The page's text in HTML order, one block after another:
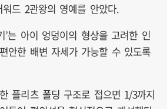
드 2관왕의 영예를 안았다.
’는 아이 엉덩이의 형상을 고려한 인
안한 배변 자세가 가능할 수 있도록
플리츠 폴딩 구조로 접으면 1/3까지